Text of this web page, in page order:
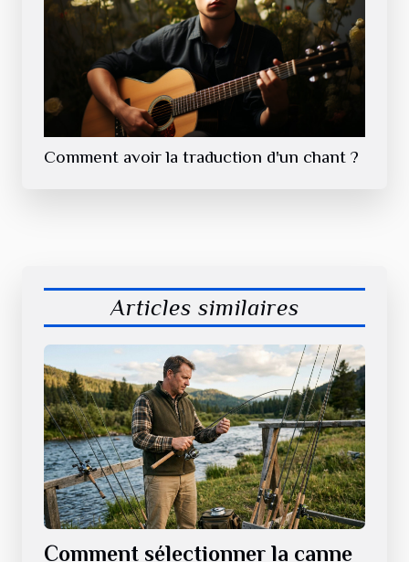
Comment avoir la traduction d'un chant ?
Articles similaires
Comment sélectionner la canne